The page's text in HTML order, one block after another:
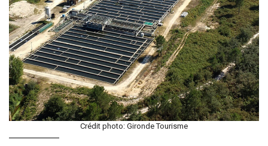
Crédit photo: Gironde Tourisme